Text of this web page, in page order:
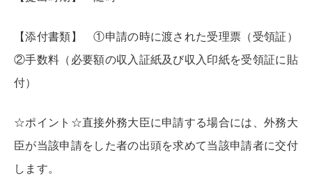
【添付書類】 ①申請の時に渡された受理票（受領証）
②手数料（必要額の収入証紙及び収入印紙を受領証に貼
付）
☆ポイント☆直接外務大臣に申請する場合には、外務大
臣が当該申請をした者の出頭を求めて当該申請者に交付
します。